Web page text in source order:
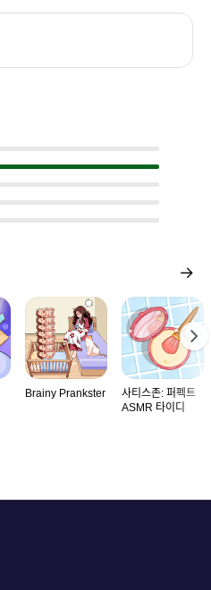
Brainy Prankster
사티스존: 퍼펙트
ASMR 타이디